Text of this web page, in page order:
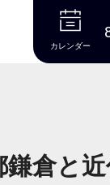
本文へ
カレンダー
鎌倉と